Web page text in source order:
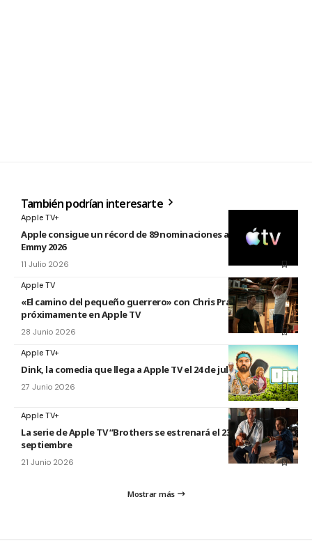
También podrían interesarte
Apple TV+
Apple consigue un récord de 89 nominaciones a los premios
Emmy 2026
11 Julio 2026
Apple TV
«El camino del pequeño guerrero» con Chris Pratt
próximamente en Apple TV
28 Junio 2026
Apple TV+
Dink, la comedia que llega a Apple TV el 24 de julio
27 Junio 2026
Apple TV+
La serie de Apple TV “Brothers se estrenará el 23 de
septiembre
21 Junio 2026
Mostrar más